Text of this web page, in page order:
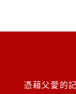
憑藉父愛的